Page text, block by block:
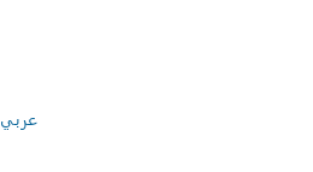
عربي